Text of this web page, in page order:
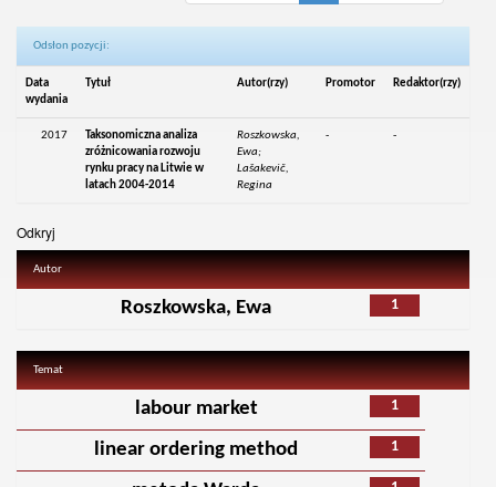
Odsłon pozycji:
Data
wydania
Tytuł Autor(rzy) Promotor Redaktor(rzy)
2017
Taksonomiczna analiza
zróżnicowania rozwoju
rynku pracy na Litwie w
latach 2004-2014
Roszkowska,
Ewa;
Lašakevič,
Regina
- -
Odkryj
Autor
1
Roszkowska, Ewa
Temat
1
labour market
1
linear ordering method